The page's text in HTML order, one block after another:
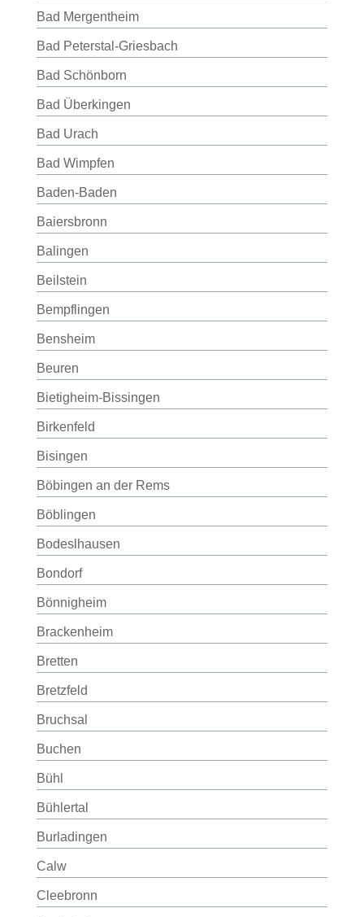
Bad Mergentheim
Bad Peterstal-Griesbach
Bad Schönborn
Bad Überkingen
Bad Urach
Bad Wimpfen
Baden-Baden
Baiersbronn
Balingen
Beilstein
Bempflingen
Bensheim
Beuren
Bietigheim-Bissingen
Birkenfeld
Bisingen
Böbingen an der Rems
Böblingen
Bodeslhausen
Bondorf
Bönnigheim
Brackenheim
Bretten
Bretzfeld
Bruchsal
Buchen
Bühl
Bühlertal
Burladingen
Calw
Cleebronn